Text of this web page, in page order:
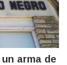
arma de